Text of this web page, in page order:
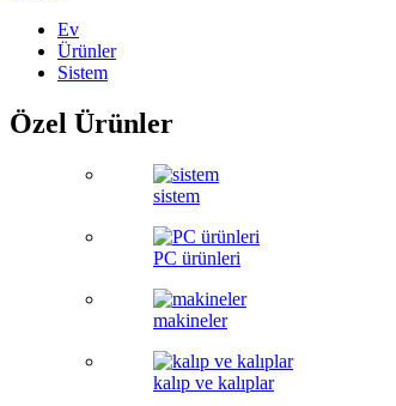
Ev
Ürünler
Sistem
Özel Ürünler
sistem
PC ürünleri
makineler
kalıp ve kalıplar